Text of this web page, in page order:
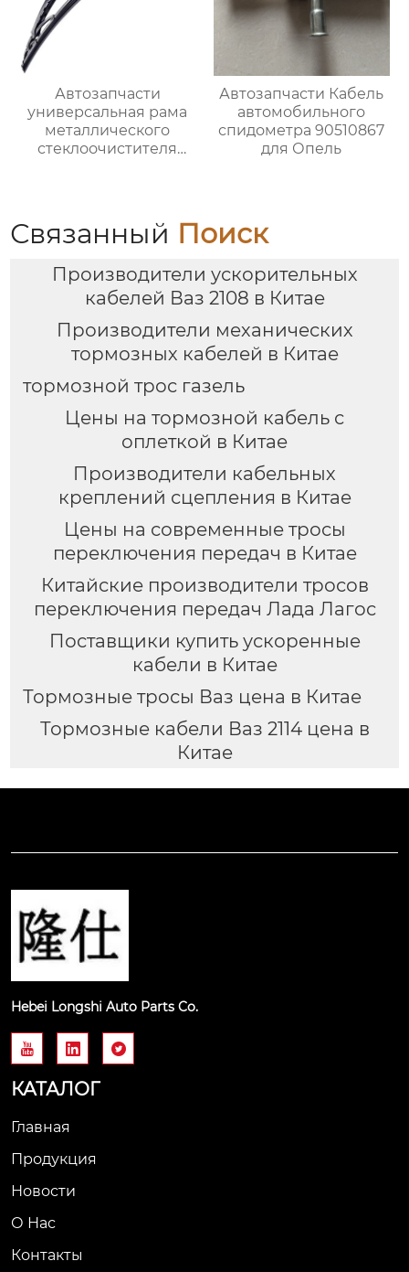
Автозапчасти
универсальная рама
металлического
стеклоочистителя
Автозапчасти Кабель
автомобильного
спидометра 90510867
для Опель
Связанный Поиск
Производители ускорительных
кабелей Ваз 2108 в Китае
Производители механических
тормозных кабелей в Китае
тормозной трос газель
Цены на тормозной кабель с
оплеткой в Китае
Производители кабельных
креплений сцепления в Китае
Цены на современные тросы
переключения передач в Китае
Китайские производители тросов
переключения передач Лада Лагос
Поставщики купить ускоренные
кабели в Китае
Тормозные тросы Ваз цена в Китае
Тормозные кабели Ваз 2114 цена в
Китае
Hebei Longshi Auto Parts Co.
  
КАТАЛОГ
Главная
Продукция
Новости
О Нас
Контакты